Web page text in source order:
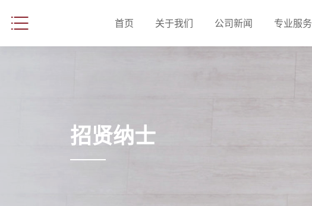
首页 关于我们 公司新闻 专业服务
招贤纳士